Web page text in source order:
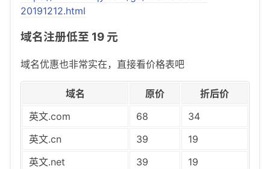
20191212.html
域名注册低至 19 元
域名优惠也非常实在，直接看价格表吧
域名 原价
折后价
英文.com
68
34
英文.cn
39
19
英文.net
39
19